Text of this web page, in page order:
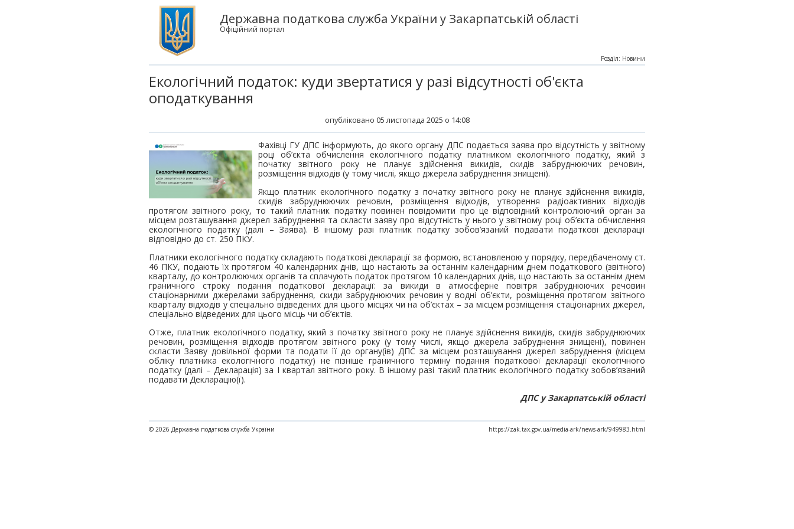
Державна податкова служба України у Закарпатській області
Офіційний портал
Екологічний податок: куди звертатися у разі відсутності об'єкта
оподаткування
опубліковано 05 листопада 2025 о 14:08
Розділ: Новини
Фахівці ГУ ДПС інформують, до якого органу ДПС подається заява про відсутність у звітному
році об’єкта обчислення екологічного податку платником екологічного податку, який з
початку звітного року не планує здійснення викидів, скидів забруднюючих речовин,
розміщення відходів (у тому числі, якщо джерела забруднення знищені).
Якщо платник екологічного податку з початку звітного року не планує здійснення викидів,
скидів забруднюючих речовин, розміщення відходів, утворення радіоактивних відходів
протягом звітного року, то такий платник податку повинен повідомити про це відповідний контролюючий орган за
місцем розташування джерел забруднення та скласти заяву про відсутність у нього у звітному році об’єкта обчислення
екологічного податку (далі – Заява). В іншому разі платник податку зобов’язаний подавати податкові декларації
відповідно до ст. 250 ПКУ.
Платники екологічного податку складають податкові декларації за формою, встановленою у порядку, передбаченому ст.
46 ПКУ, подають їх протягом 40 календарних днів, що настають за останнім календарним днем податкового (звітного)
кварталу, до контролюючих органів та сплачують податок протягом 10 календарних днів, що настають за останнім днем
граничного строку подання податкової декларації: за викиди в атмосферне повітря забруднюючих речовин
стаціонарними джерелами забруднення, скиди забруднюючих речовин у водні об’єкти, розміщення протягом звітного
кварталу відходів у спеціально відведених для цього місцях чи на об’єктах – за місцем розміщення стаціонарних джерел,
спеціально відведених для цього місць чи об’єктів.
Отже, платник екологічного податку, який з початку звітного року не планує здійснення викидів, скидів забруднюючих
речовин, розміщення відходів протягом звітного року (у тому числі, якщо джерела забруднення знищені), повинен
скласти Заяву довільної форми та подати її до органу(ів) ДПС за місцем розташування джерел забруднення (місцем
обліку платника екологічного податку) не пізніше граничного терміну подання податкової декларації екологічного
податку (далі – Декларація) за І квартал звітного року. В іншому разі такий платник екологічного податку зобов’язаний
подавати Декларацію(ї).
ДПС у Закарпатській області
© 2026 Державна податкова служба України https://zak.tax.gov.ua/media-ark/news-ark/949983.html